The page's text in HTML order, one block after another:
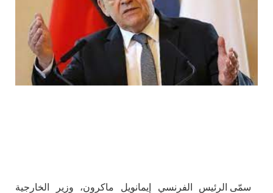
سمّى الرئيس الفرنسي إيمانويل ماكرون، وزير الخارجية